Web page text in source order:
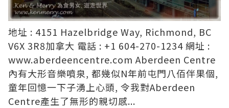
地址 : 4151 Hazelbridge Way, Richmond, BC
V6X 3R8加拿大 電話 : +1 604-270-1234 網址 :
www.aberdeencentre.com Aberdeen Centre
內有大形音樂噴泉, 都幾似N年前屯門八佰伴果個,
童年回憶一下子湧上心頭, 令我對Aberdeen
Centre產生了無形的親切感...